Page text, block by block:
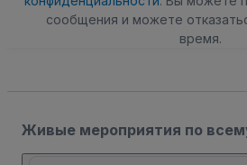
сообщения и можете
время.
Живые мероприятия по